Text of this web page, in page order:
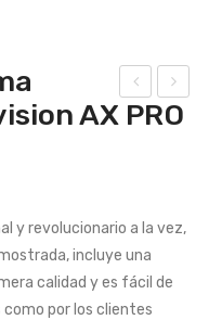
ide
inal
ám
bric
anel
ga
AX PRO
y revolucionario a la vez,
incluye una
calidad y es fácil de
por los clientes